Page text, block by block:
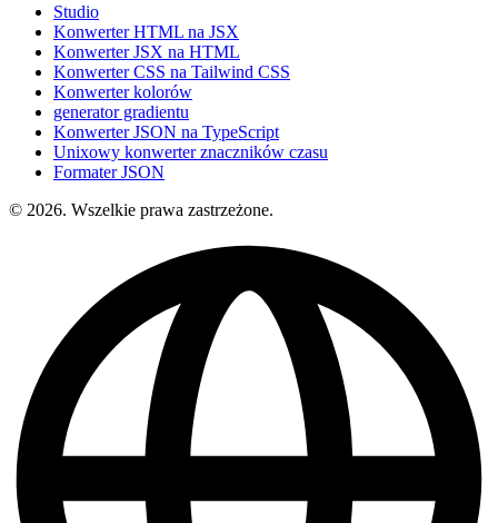
Studio
Konwerter HTML na JSX
Konwerter JSX na HTML
Konwerter CSS na Tailwind CSS
Konwerter kolorów
generator gradientu
Konwerter JSON na TypeScript
Unixowy konwerter znaczników czasu
Formater JSON
© 2026. Wszelkie prawa zastrzeżone.